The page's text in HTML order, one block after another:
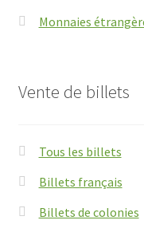
Monnaies
Vente de billets
Tous les billets
Billets français
Billets de colonies